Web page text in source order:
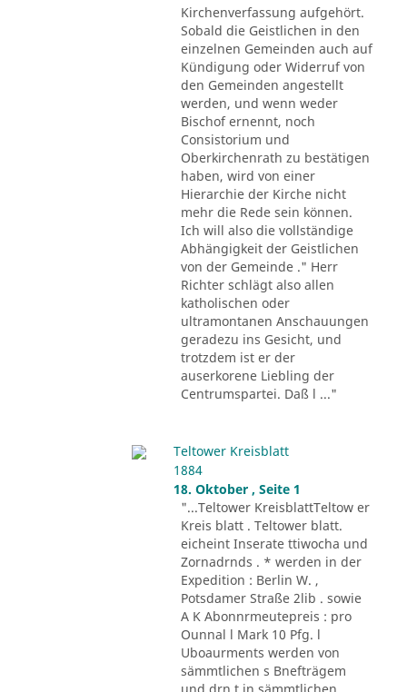
Kirchenverfassung aufgehört.
Sobald die Geistlichen in den
einzelnen Gemeinden auch auf
Kündigung oder Widerruf von
den Gemeinden angestellt
werden, und wenn weder
Bischof ernennt, noch
Consistorium und
Oberkirchenrath zu bestätigen
haben, wird von einer
Hierarchie der Kirche nicht
mehr die Rede sein können.
Ich will also die vollständige
Abhängigkeit der Geistlichen
von der Gemeinde ." Herr
Richter schlägt also allen
katholischen oder
ultramontanen Anschauungen
geradezu ins Gesicht, und
trotzdem ist er der
auserkorene Liebling der
Centrumspartei. Daß l ..."
Teltower Kreisblatt
1884
18. Oktober , Seite 1
"...Teltower KreisblattTeltow er
Kreis blatt . Teltower blatt.
eicheint Inserate ttiwocha und
Zornadrnds . * werden in der
Expedition : Berlin W. ,
Potsdamer Straße 2lib . sowie
A K Abonnrmeutepreis : pro
Ounnal l Mark 10 Pfg. l
Uboaurments werden von
sämmtlichen s Bnefträgem
und drn t in sämmtlichen